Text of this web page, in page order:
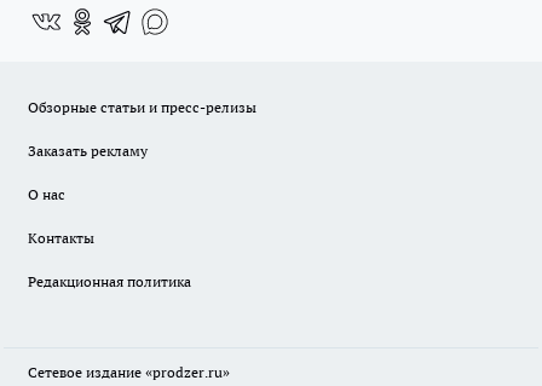
Обзорные статьи и пресс-релизы
Заказать рекламу
О нас
Контакты
Редакционная политика
Сетевое издание «prodzer.ru»